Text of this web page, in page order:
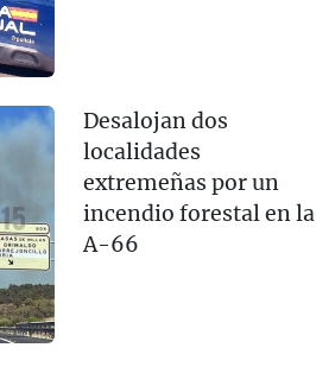
Desalojan dos
localidades
extremeñas por un
incendio forestal en la
A-66